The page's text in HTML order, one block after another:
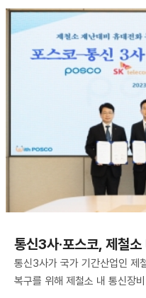
통신3사·포스코, 제철
통신3사가 국가 기간산업인 제
복구를 위해 제철소 내 통신장